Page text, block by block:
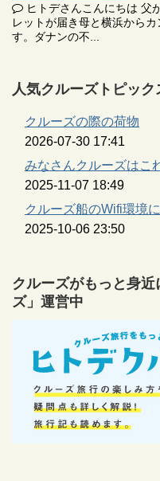
ヒトデさんこんにちは 父
レットが届き母と横浜から
す。ダナンの不...
人気クルーズトピック
クルーズの際の荷物
2026-07-30 17:41
みなさんクルーズはこ
2025-11-07 18:49
クルーズ船のWifi環境
2025-10-06 23:50
クルーズがもっと身
ズ」運営中